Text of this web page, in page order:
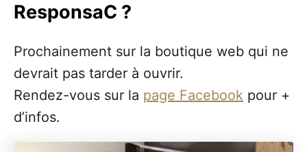
ResponsaC ?
Prochainement sur la boutique web qui ne
devrait pas tarder à ouvrir.
Rendez-vous sur la page Facebook pour +
d’infos.